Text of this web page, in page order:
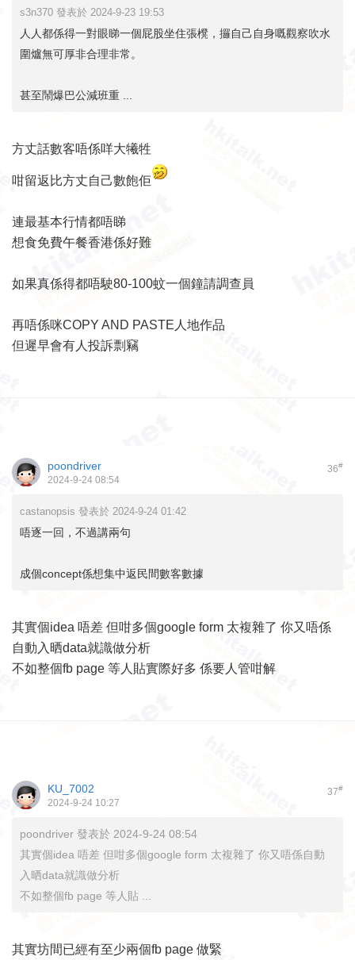
s3n370 發表於 2024-9-23 19:53
人人都係得一對眼睇一個屁股坐住張櫈，攞自己自身嘅觀察吹水
圍爐無可厚非合理非常。
甚至鬧爆巴公減班重 ...
方丈話數客唔係咩大犧牲
咁留返比方丈自己數飽佢
連最基本行情都唔睇
想食免費午餐香港係好難
如果真係得都唔駛80-100蚊一個鐘請調查員
再唔係咪COPY AND PASTE人地作品
但遲早會有人投訴剽竊
36#
poondriver
2024-9-24 08:54
castanopsis 發表於 2024-9-24 01:42
唔逐一回，不過講兩句
成個concept係想集中返民間數客數據
其實個idea 唔差 但咁多個google form 太複雜了 你又唔係
自動入晒data就識做分析
不如整個fb page 等人貼實際好多 係要人管咁解
37#
KU_7002
2024-9-24 10:27
poondriver 發表於 2024-9-24 08:54
其實個idea 唔差 但咁多個google form 太複雜了 你又唔係自動
入晒data就識做分析
不如整個fb page 等人貼 ...
其實坊間已經有至少兩個fb page 做緊